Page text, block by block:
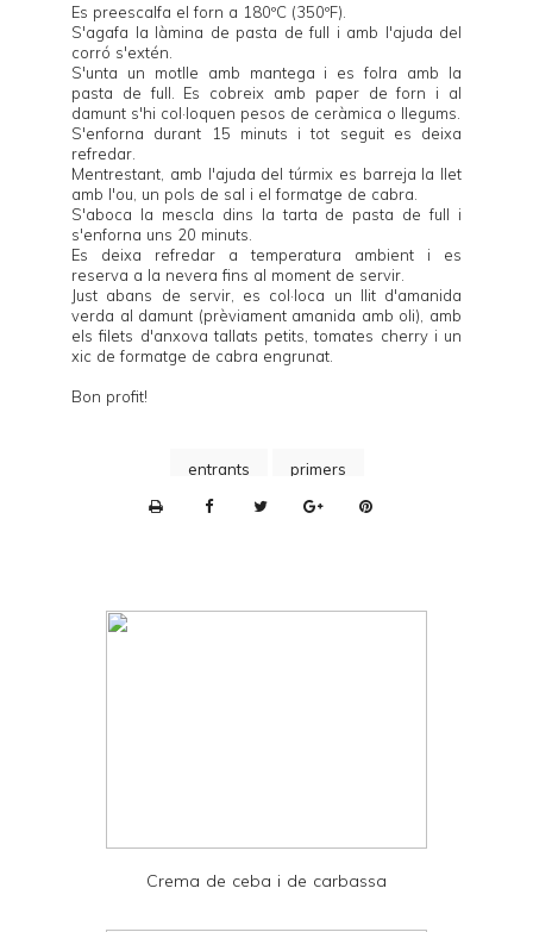
Es preescalfa el forn a 180ºC (350ºF).
S'agafa la làmina de pasta de full i amb l'ajuda del
corró s'extén.
S'unta un motlle amb mantega i es folra amb la
pasta de full. Es cobreix amb paper de forn i al
damunt s'hi col·loquen pesos de ceràmica o llegums.
S'enforna durant 15 minuts i tot seguit es deixa
refredar.
Mentrestant, amb l'ajuda del túrmix es barreja la llet
amb l'ou, un pols de sal i el formatge de cabra.
S'aboca la mescla dins la tarta de pasta de full i
s'enforna uns 20 minuts.
Es deixa refredar a temperatura ambient i es
reserva a la nevera fins al moment de servir.
Just abans de servir, es col·loca un llit d'amanida
verda al damunt (prèviament amanida amb oli), amb
els filets d'anxova tallats petits, tomates cherry i un
xic de formatge de cabra engrunat.
Bon profit!
entrants
primers
n
Crema de ceba i de carbassa